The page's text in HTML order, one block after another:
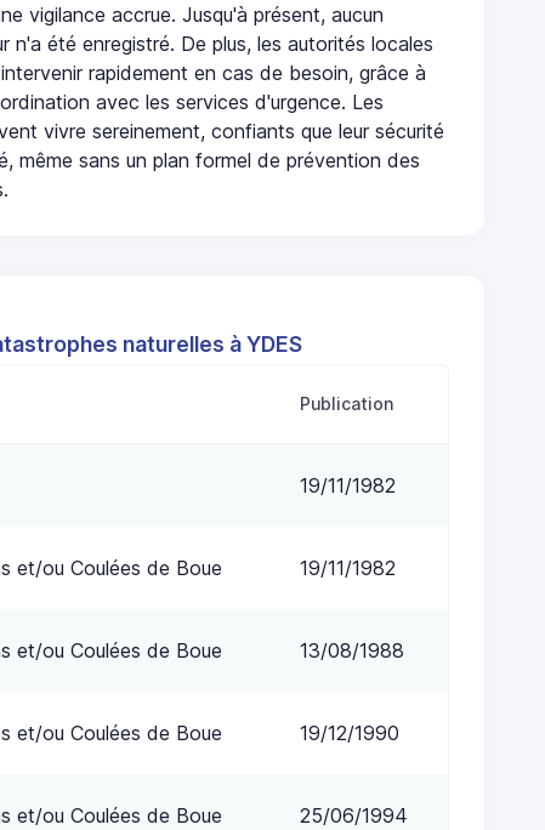
vigilance accrue. Jusqu'à présent, aucun
n'a été enregistré. De plus, les autorités locales
rapidement en cas de besoin, grâce à
avec les services d'urgence. Les
vivre sereinement, confiants que leur sécurité
même sans un plan formel de prévention des
naturelles à YDES
Publication
19/11/1982
et/ou Coulées de Boue 19/11/1982
et/ou Coulées de Boue 13/08/1988
et/ou Coulées de Boue 19/12/1990
et/ou Coulées de Boue 25/06/1994